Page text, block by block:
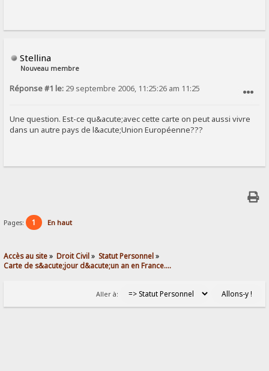
Stellina
Nouveau membre
Réponse #1 le: 29 septembre 2006, 11:25:26 am 11:25
Une question. Est-ce qu&acute;avec cette carte on peut aussi vivre
dans un autre pays de l&acute;Union Européenne???
Pages: 1 En haut
Accès au site» Droit Civil» Statut Personnel»
Carte de s&acute;jour d&acute;un an en France....
Aller à: